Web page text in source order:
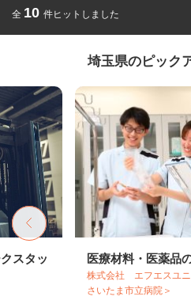
全 10 件ヒットしました
埼玉県のピック
スタッ 医療材料・医薬品
株式会社 エフエスユ
さいたま市立病院＞